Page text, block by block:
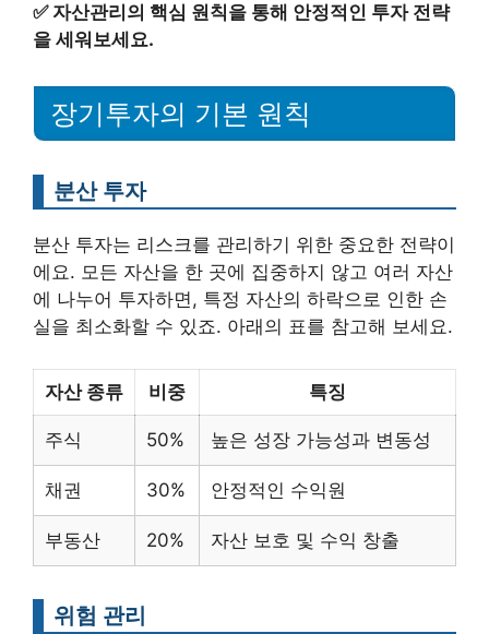
✅ 자산관리의 핵심 원칙을 통해 안정적인 투자 전략
을 세워보세요.
장기투자의 기본 원칙
분산 투자
분산 투자는 리스크를 관리하기 위한 중요한 전략이
에요. 모든 자산을 한 곳에 집중하지 않고 여러 자산
에 나누어 투자하면, 특정 자산의 하락으로 인한 손
실을 최소화할 수 있죠. 아래의 표를 참고해 보세요.
자산 종류 비중 특징
주식 50% 높은 성장 가능성과 변동성
채권 30% 안정적인 수익원
부동산 20% 자산 보호 및 수익 창출
위험 관리